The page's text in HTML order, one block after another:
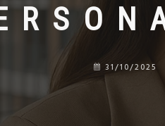
31/10/2025